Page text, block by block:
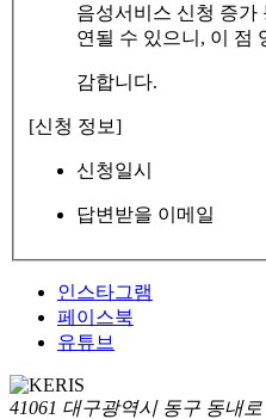
음성서비스 신청 증가
연될 수 있으니, 이 점
감합니다.
[신청 정보]
신청일시
답변받을 이메일
인스타그램
페이스북
유튜브
41061 대구광역시 동구 동내